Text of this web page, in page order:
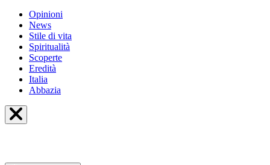
Opinioni
News
Stile di vita
Spiritualità
Scoperte
Eredità
Italia
Abbazia